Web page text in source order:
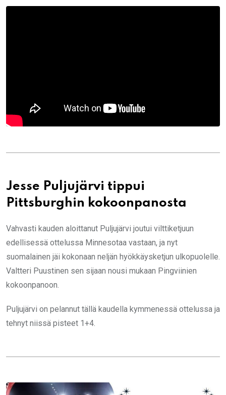
Jesse Puljujärvi tippui
Pittsburghin kokoonpanosta
Vahvasti kauden aloittanut Puljujärvi joutui vilttiketjuun
edellisessä ottelussa Minnesotaa vastaan, ja nyt
suomalainen jäi kokonaan neljän hyökkäysketjun ulkopuolelle.
Valtteri Puustinen sen sijaan nousi mukaan Pingviinien
kokoonpanoon.
Puljujärvi on pelannut tällä kaudella kymmenessä ottelussa ja
tehnyt niissä pisteet 1+4.